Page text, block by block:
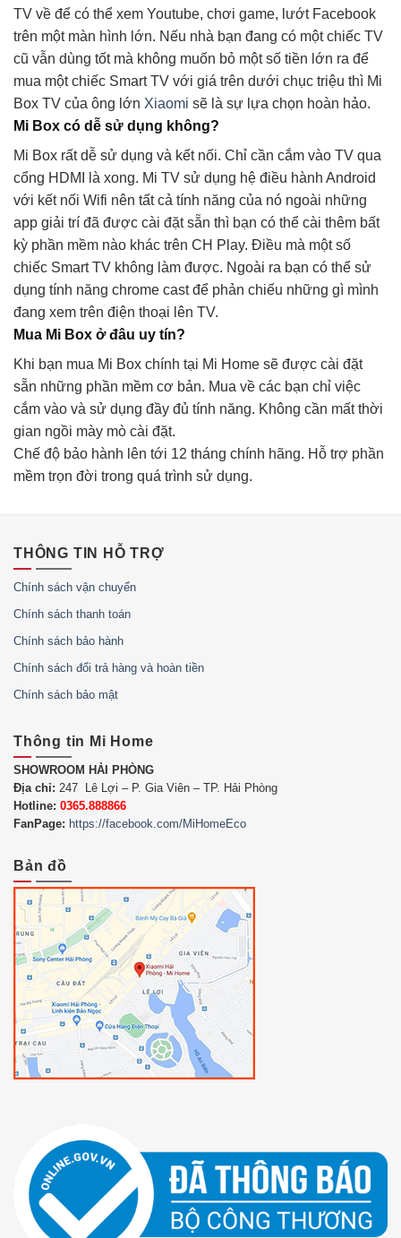
TV về để có thể xem Youtube, chơi game, lướt Facebook
trên một màn hình lớn. Nếu nhà bạn đang có một chiếc TV
cũ vẫn dùng tốt mà không muốn bỏ một số tiền lớn ra để
mua một chiếc Smart TV với giá trên dưới chục triệu thì Mi
Box TV của ông lớn Xiaomi sẽ là sự lựa chọn hoàn hảo.
Mi Box có dễ sử dụng không?
Mi Box rất dễ sử dụng và kết nối. Chỉ cần cắm vào TV qua
cổng HDMI là xong. Mi TV sử dụng hệ điều hành Android
với kết nối Wifi nên tất cả tính năng của nó ngoài những
app giải trí đã được cài đặt sẵn thì bạn có thể cài thêm bất
kỳ phần mềm nào khác trên CH Play. Điều mà một số
chiếc Smart TV không làm được. Ngoài ra bạn có thể sử
dụng tính năng chrome cast để phản chiếu những gì mình
đang xem trên điện thoại lên TV.
Mua Mi Box ở đâu uy tín?
Khi bạn mua Mi Box chính tại Mi Home sẽ được cài đặt
sẵn những phần mềm cơ bản. Mua về các bạn chỉ việc
cắm vào và sử dụng đầy đủ tính năng. Không cần mất thời
gian ngồi mày mò cài đặt.
Chế độ bảo hành lên tới 12 tháng chính hãng. Hỗ trợ phần
mềm trọn đời trong quá trình sử dụng.
THÔNG TIN HỖ TRỢ
Chính sách vận chuyển
Chính sách thanh toán
Chính sách bảo hành
Chính sách đổi trả hàng và hoàn tiền
Chính sách bảo mật
Thông tin Mi Home
SHOWROOM HẢI PHÒNG
Địa chỉ: 247 Lê Lợi – P. Gia Viên – TP. Hải Phòng
Hotline: 0365.888866
FanPage: https://facebook.com/MiHomeEco
Bản đồ